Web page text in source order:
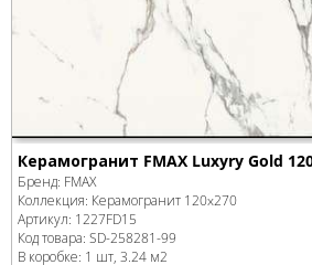
Керамогранит FMAX Luxyry Gold
Бренд: FMAX
Коллекция: Керамогранит 120x270
Артикул: 1227FD15
Код товара: SD-258281-99
В коробке: 1 шт, 3.24 м2